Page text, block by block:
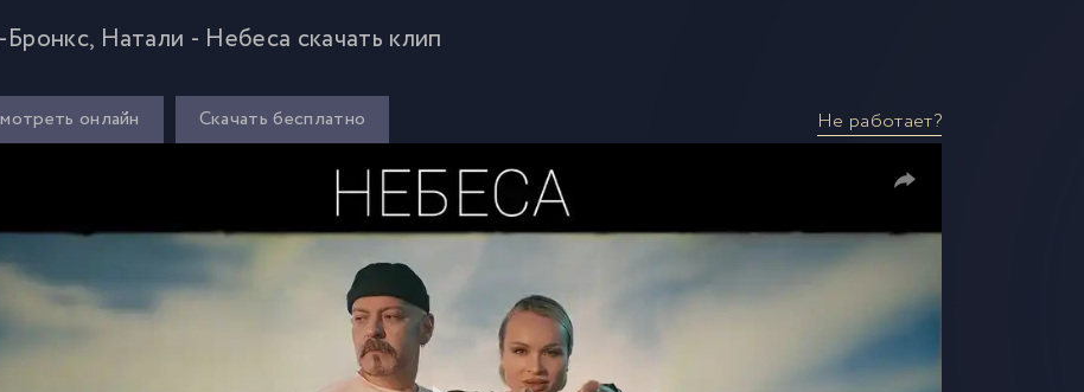
Натали - Небеса скачать клип
онлайн Скачать бесплатно Не работает?